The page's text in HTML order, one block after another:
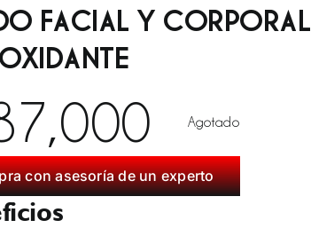
FACIAL Y CORPORAL
Agotado
con asesoría de un experto